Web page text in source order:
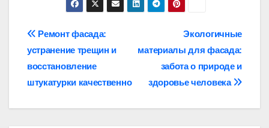
Навигация
по
записям
Экологичные
материалы для фасада:
забота о природе и
здоровье человека
Ремонт фасада:
устранение трещин и
восстановление
штукатурки качественно